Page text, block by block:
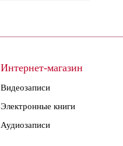
Интернет-магазин
Видеозаписи
Электронные книги
Аудиозаписи